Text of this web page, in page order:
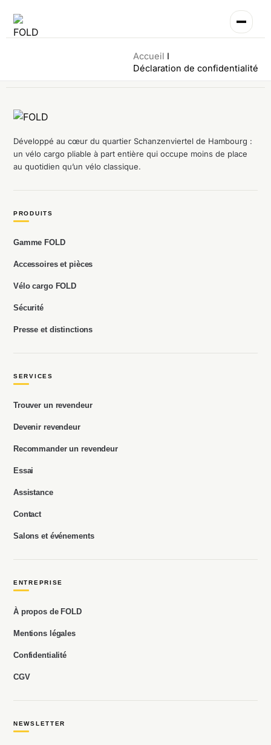
contenu
Accueil
Déclaration de confidentialité
Développé au cœur du quartier Schanzenviertel de Hambourg :
un vélo cargo pliable à part entière qui occupe moins de place
au quotidien qu’un vélo classique.
PRODUITS
Gamme FOLD
Accessoires et pièces
Vélo cargo FOLD
Sécurité
Presse et distinctions
SERVICES
Trouver un revendeur
Devenir revendeur
Recommander un revendeur
Essai
Assistance
Contact
Salons et événements
ENTREPRISE
À propos de FOLD
Mentions légales
Confidentialité
CGV
NEWSLETTER